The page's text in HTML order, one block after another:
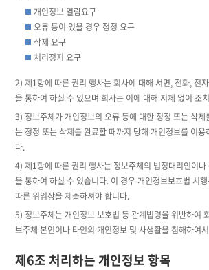
개인정보 열람요구
오류 등이 있을 경우 정정 요구
삭제 요구
처리정지 요구
2) 제1항에 따른 권리 행사는 회사에 대해 서면, 전화, 전
을 통하여 하실 수 있으며 회사는 이에 대해 지체 없이 조
3) 정보주체가 개인정보의 오류 등에 대한 정정 또는 삭
는 정정 또는 삭제를 완료할 때까지 당해 개인정보를 이용
다.
4) 제1항에 따른 권리 행사는 정보주체의 법정대리인이
을 통하여 하실 수 있습니다. 이 경우 개인정보보호법 시
따른 위임장을 제출하셔야 합니다.
5) 정보주체는 개인정보 보호법 등 관계법령을 위반하여
보주체 본인이나 타인의 개인정보 및 사생활을 침해하여
제6조 처리하는 개인정보 항목